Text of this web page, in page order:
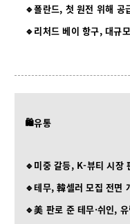
🔹폴란드, 첫 원전 위해 공
🔹리처드 베이 항구, 대규
🛍️유통
🔹미중 갈등, K-뷰티 시장
🔹테무, 韓셀러 모집 전면
🔹美 판로 준 테무·쉬인,